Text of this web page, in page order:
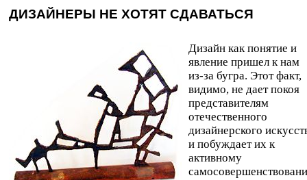
ДИЗАЙНЕРЫ НЕ ХОТЯТ СДАВАТЬСЯ
Дизайн как понятие и
явление пришел к нам
из-за бугра. Этот факт,
видимо, не дает покоя
представителям
отечественного
дизайнерского
и побуждает их к
активному